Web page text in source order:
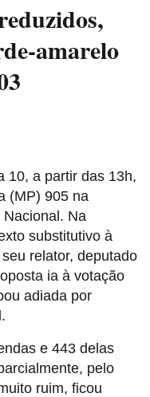
amarelo
10, a partir das 13h,
(MP) 905 na
Na
substitutivo à
relator, deputado
ia à votação
adiada por
e 443 delas
pelo
ruim, ficou